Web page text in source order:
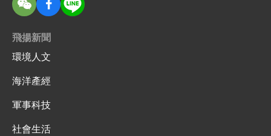
飛揚新聞
環境人文
海洋產經
軍事科技
社會生活